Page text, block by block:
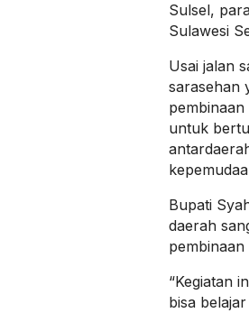
Sulsel,
Sulawesi
Usai jalan
sarasehan
untuk
Bupati
daerah
pembinaan
“Kegiatan
bisa